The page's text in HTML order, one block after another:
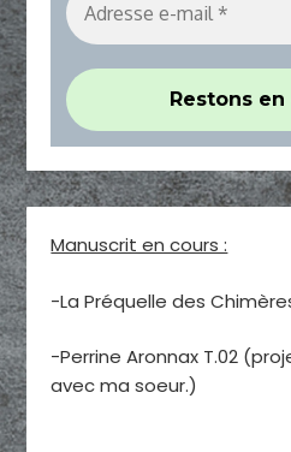
Manuscrit en cours :
-La Préquelle des
-Perrine Aronnax T.02
avec ma soeur.)